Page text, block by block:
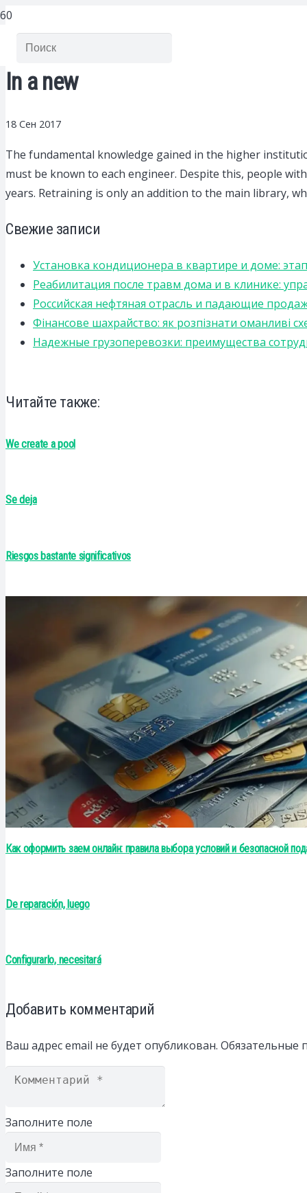
In a new
18 Сен 2017
The fundamental knowledge gained in the higher
must be known to each engineer. Despite this, people
years. Retraining is only an addition to the main library,
Свежие записи
Установка кондиционера в квартире и доме:
Реабилитация после травм дома и в клинике:
Российская нефтяная отрасль и падающие
Фінансове шахрайство: як розпізнати оманливі
Надежные грузоперевозки: преимущества
Читайте также:
We create a pool
Se deja
Riesgos bastante significativos
Как оформить заем онлайн: правила выбора условий и безопасной
De reparación, luego
Configurarlo, necesitará
Добавить комментарий
Ваш адрес email не будет опубликован. Обязательные
Заполните поле
Заполните поле